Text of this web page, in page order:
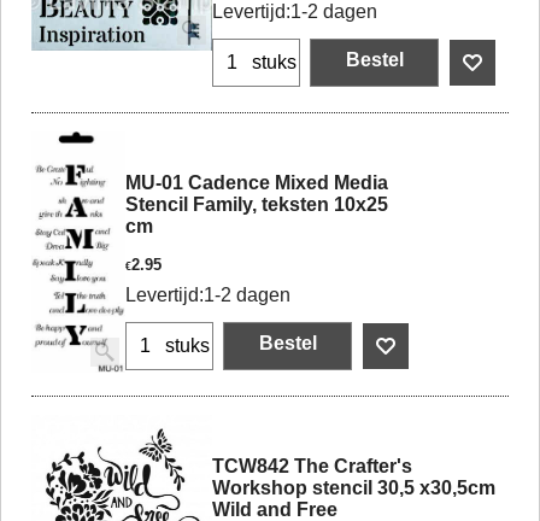
Levertijd:1-2 dagen
stuks Bestel
MU-01 Cadence Mixed Media
Stencil Family, teksten 10x25
cm
€2.95
Levertijd:1-2 dagen
stuks Bestel
TCW842 The Crafter's
Workshop stencil 30,5 x30,5cm
Wild and Free